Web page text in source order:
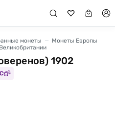
монеты
Монеты Европы
1902